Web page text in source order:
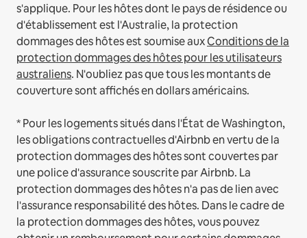
s'applique. Pour les hôtes dont le pays de résidence ou
d'établissement est l'Australie, la protection
dommages des hôtes est soumise auxConditions de la
protection dommages des hôtes pour les utilisateurs
australiens. N'oubliez pas que tous les montants de
couverture sont affichés en dollars américains.
* Pour les logements situés dans l'État de Washington,
les obligations contractuelles d'Airbnb en vertu de la
protection dommages des hôtes sont couvertes par
une police d'assurance souscrite par Airbnb. La
protection dommages des hôtes n'a pas de lien avec
l'assurance responsabilité des hôtes. Dans le cadre de
la protection dommages des hôtes, vous pouvez